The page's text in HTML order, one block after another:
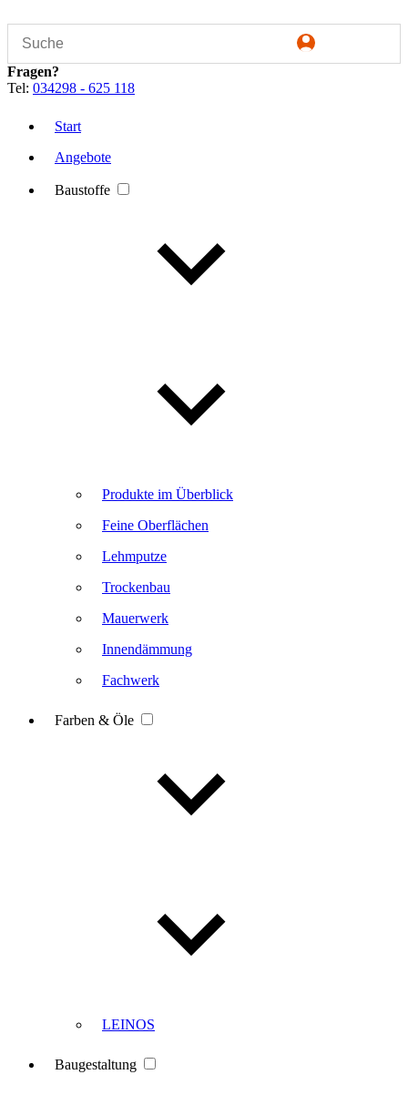
Fragen?
Tel: 034298 - 625 118
Start
Angebote
Baustoffe
Produkte im Überblick
Feine Oberflächen
Lehmputze
Trockenbau
Mauerwerk
Innendämmung
Fachwerk
Farben & Öle
LEINOS
Baugestaltung